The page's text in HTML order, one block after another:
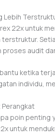
Lebih
22x untuk
audit
ketika
individu,
Perangkat
poin
untuk